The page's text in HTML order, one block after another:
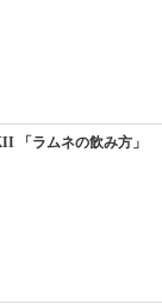
「ラムネの飲み方」